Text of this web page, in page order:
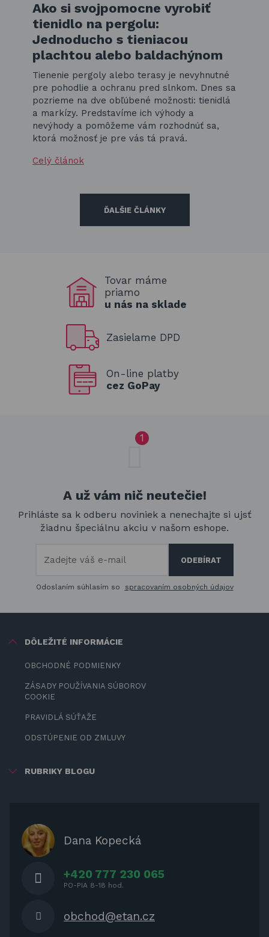
Ako si svojpomocne vyrobiť
tienidlo na pergolu:
Jednoducho s tieniacou
plachtou alebo baldachýnom
Tienenie pergoly alebo terasy je nevyhnutné
pre pohodlie a ochranu pred slnkom. Dnes sa
pozrieme na dve obľúbené možnosti: tienidlá
a markízy. Predstavíme ich výhody a
nevýhody a pomôžeme vám rozhodnúť sa,
ktorá možnosť je pre vás tá pravá.
Celý článok
ĎALŠIE ČLÁNKY
Tovar máme
priamo
u nás na sklade
Zasielame DPD
On-line platby
cez GoPay
A už vám nič neutečie!
Prihláste sa k odberu noviniek a nenechajte si ujsť
žiadnu špeciálnu akciu v našom eshope.
Odoslaním súhlasím so spracovaním osobných údajov
DÔLEŽITÉ INFORMÁCIE
OBCHODNÉ PODMIENKY
ZÁSADY POUŽÍVANIA SÚBOROV
COOKIE
PRAVIDLÁ SÚŤAŽE
ODSTÚPENIE OD ZMLUVY
RUBRIKY BLOGU
OCHRANNÉ KRYTY PRE
ZÁHRADNÝ NÁBYTOK
Dana Kopecká
+420 777 230 065
PO-PIA 8-18 hod.
obchod@etan.cz